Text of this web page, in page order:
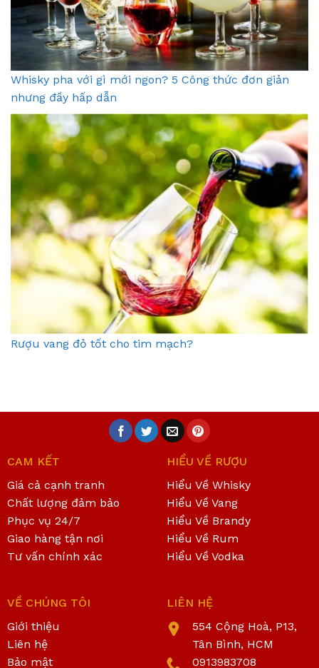
Whisky pha với gì mới ngon? 5 Công thức đơn giản
nhưng đầy hấp dẫn
Rượu vang đỏ tốt cho tim mạch?
CAM KẾT
Giá cả cạnh tranh
Chất lượng đảm bảo
Phục vụ 24/7
Giao hàng tận nơi
Tư vấn chính xác
HIỂU VỀ RƯỢU
Hiểu Về Whisky
Hiểu Về Vang
Hiểu Về Brandy
Hiểu Về Rum
Hiểu Về Vodka
VỀ CHÚNG TÔI
Giới thiệu
Liên hệ
Bảo mật
LIÊN HỆ
554 Cộng Hoà, P13,
Tân Bình, HCM
0913983708